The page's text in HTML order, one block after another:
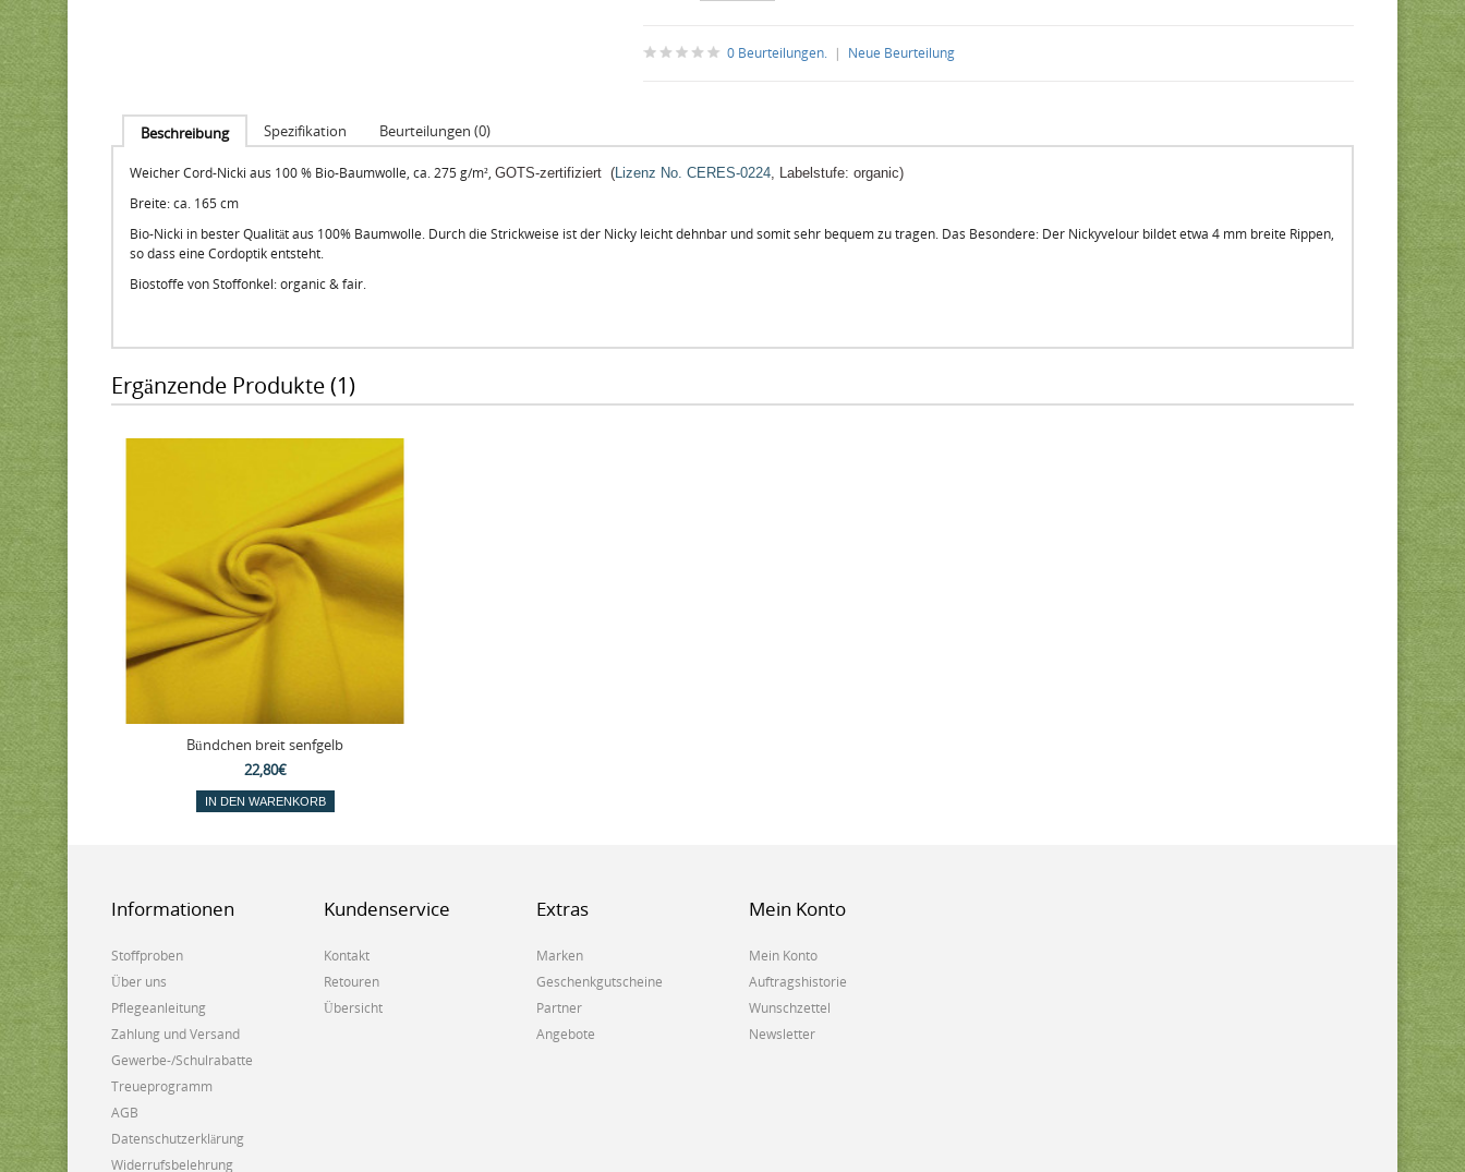
0 Beurteilungen.| Neue Beurteilung
Beschreibung Spezifikation Beurteilungen (0)
Weicher Cord-Nicki aus 100 % Bio-Baumwolle, ca. 275 g/m², GOTS-zertifiziert (Lizenz No. CERES-0224, Labelstufe: organic)
Breite: ca. 165 cm
Bio-Nicki in bester Qualität aus 100% Baumwolle. Durch die Strickweise ist der Nicky leicht dehnbar und somit sehr bequem zu tragen. Das Besondere: Der Nickyvelour bildet etwa 4 mm breite Rippen,
so dass eine Cordoptik entsteht.
Biostoffe von Stoffonkel: organic & fair.
Ergänzende Produkte (1)
Bündchen breit senfgelb
22,80€
IN DEN WARENKORB
Informationen
Stoffproben
Über uns
Pflegeanleitung
Zahlung und Versand
Gewerbe-/Schulrabatte
Treueprogramm
AGB
Datenschutzerklärung
Widerrufsbelehrung
Kundenservice
Kontakt
Retouren
Übersicht
Extras
Marken
Geschenkgutscheine
Partner
Angebote
Mein Konto
Mein Konto
Auftragshistorie
Wunschzettel
Newsletter